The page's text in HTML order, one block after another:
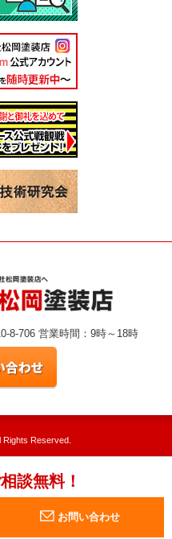
8-706 営業時間：9時～18時
談無料！
お問い合わせ
Reserved.